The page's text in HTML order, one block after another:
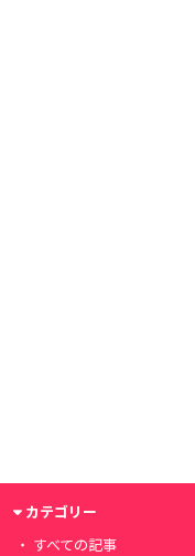
カテゴリー
すべての記事